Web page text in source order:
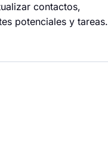
contactos,
potenciales y tareas.